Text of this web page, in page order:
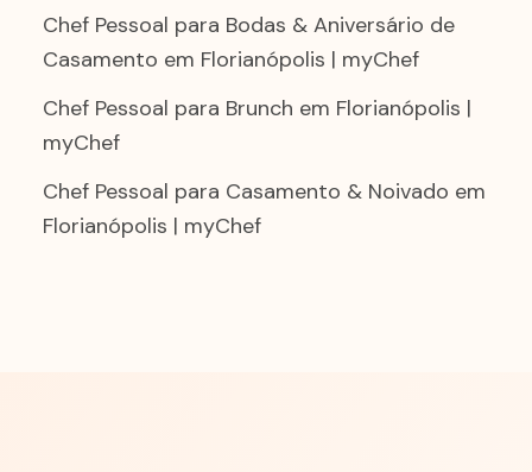
Chef Pessoal para Bodas & Aniversário de
Casamento em Florianópolis | myChef
Chef Pessoal para Brunch em Florianópolis |
myChef
Chef Pessoal para Casamento & Noivado em
Florianópolis | myChef